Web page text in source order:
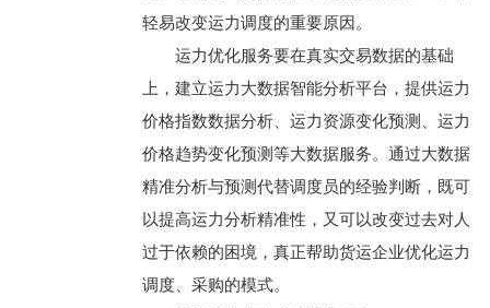
轻易改变运力调度的重要原因。
运力优化服务要在真实交易数据的基础
上，建立运力大数据智能分析平台，提供运力
价格指数数据分析、运力资源变化预测、运力
价格趋势变化预测等大数据服务。通过大数据
精准分析与预测代替调度员的经验判断，既可
以提高运力分析精准性，又可以改变过去对人
过于依赖的困境，真正帮助货运企业优化运力
调度、采购的模式。